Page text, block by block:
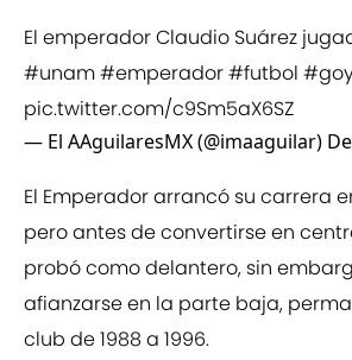
El emperador Claudio Suárez
#unam#emperador#futbol
pic.twitter.com/c9Sm5aX6SZ
— El AAguilaresMX (@imaaguilar)
El Emperador arrancó su carrera
pero antes de convertirse en
probó como delantero, sin
afianzarse en la parte baja,
club de 1988 a 1996.